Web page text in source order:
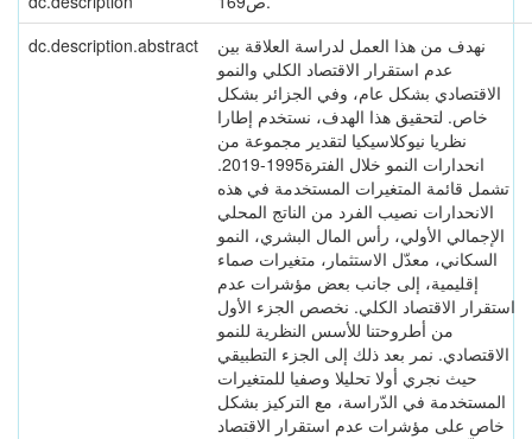
dc.description.abstract
نهدف من هذا العمل لدراسة العلاقة بين
عدم استقرار الاقتصاد الكلي والنمو
الاقتصادي بشكل عام، وفي الجزائر بشكل
خاص. لتحقيق هذا الهدف، نستخدم إطارا
نظريا نيوكلاسيكيا لتقدير مجموعة من
انحدارات النمو خلال الفترة1995-2019.
تشمل قائمة المتغيرات المستخدمة في هذه
الانحدارات نصيب الفرد من الناتج المحلي
الإجمالي الأولي، رأس المال البشري، النمو
السكاني، معدّل الاستثمار، متغيرات صماء
إقليمية، إلى جانب بعض مؤشرات عدم
استقرار الاقتصاد الكلي. نخصص الجزء الأول
من أطروحتنا للأسس النظرية للنمو
الاقتصادي. نمر بعد ذلك إلى الجزء التطبيقي
حيث نجري أولا تحليلا وصفيا للمتغيرات
المستخدمة في الدّراسة، مع التركيز بشكل
خاص على مؤشرات عدم استقرار الاقتصاد